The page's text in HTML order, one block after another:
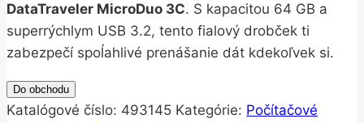
DataTraveler MicroDuo 3C. S kapacitou 64 GB a
superrýchlym USB 3.2, tento fialový drobček ti
zabezpečí spoĺahlivé prenášanie dát kdekoľvek si.
Do obchodu
Katalógové číslo: 493145 Kategórie: Počítačové